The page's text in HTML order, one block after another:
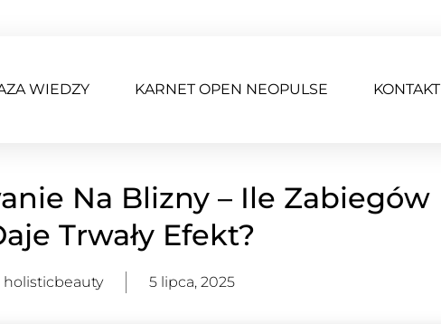
WIEDZY KARNET OPEN NEOPULSE KONTAKT
Na Blizny – Ile Zabiegów
Trwały Efekt?
holisticbeauty 5 lipca, 2025